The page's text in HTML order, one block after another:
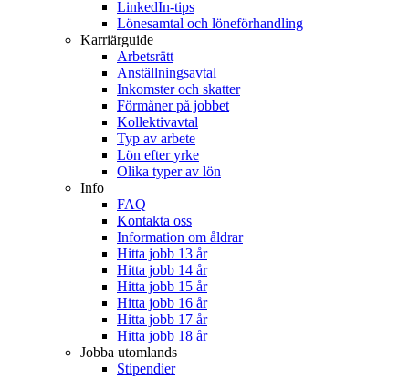
LinkedIn-tips
Lönesamtal och löneförhandling
Karriärguide
Arbetsrätt
Anställningsavtal
Inkomster och skatter
Förmåner på jobbet
Kollektivavtal
Typ av arbete
Lön efter yrke
Olika typer av lön
Info
FAQ
Kontakta oss
Information om åldrar
Hitta jobb 13 år
Hitta jobb 14 år
Hitta jobb 15 år
Hitta jobb 16 år
Hitta jobb 17 år
Hitta jobb 18 år
Jobba utomlands
Stipendier